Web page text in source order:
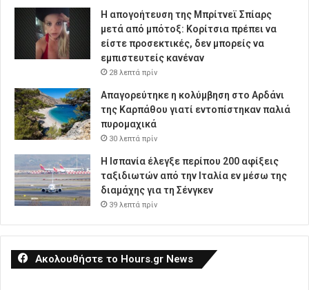
Η απογοήτευση της Μπρίτνεϊ Σπίαρς
μετά από μπότοξ: Κορίτσια πρέπει να
είστε προσεκτικές, δεν μπορείς να
εμπιστευτείς κανέναν
28 λεπτά πρίν
Απαγορεύτηκε η κολύμβηση στο Αρδάνι
της Καρπάθου γιατί εντοπίστηκαν παλιά
πυρομαχικά
30 λεπτά πρίν
Η Ισπανία έλεγξε περίπου 200 αφίξεις
ταξιδιωτών από την Ιταλία εν μέσω της
διαμάχης για τη Σένγκεν
39 λεπτά πρίν
Ακολουθήστε το Hours.gr News